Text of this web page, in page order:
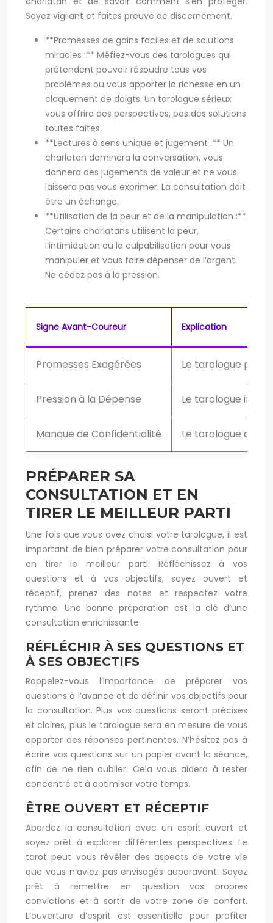
Soyez vigilant et faites preuve de discernement.
**Promesses de gains faciles et de solutions
miracles :** Méfiez-vous des tarologues qui
prétendent pouvoir résoudre tous vos
problèmes ou vous apporter la richesse en un
claquement de doigts. Un tarologue sérieux
vous offrira des perspectives, pas des solutions
toutes faites.
**Lectures à sens unique et jugement :** Un
charlatan dominera la conversation, vous
donnera des jugements de valeur et ne vous
laissera pas vous exprimer. La consultation doit
être un échange.
**Utilisation de la peur et de la manipulation :**
Certains charlatans utilisent la peur,
l’intimidation ou la culpabilisation pour vous
manipuler et vous faire dépenser de l’argent.
Ne cédez pas à la pression.
Signe Avant-Coureur Explication
Promesses Exagérées Le tarologue
Pression à la Dépense Le tarologue
Manque de Confidentialité Le tarologue
PRÉPARER SA
CONSULTATION ET EN
TIRER LE MEILLEUR PARTI
Une fois que vous avez choisi votre tarologue, il est
important de bien préparer votre consultation pour
en tirer le meilleur parti. Réfléchissez à vos
questions et à vos objectifs, soyez ouvert et
réceptif, prenez des notes et respectez votre
rythme. Une bonne préparation est la clé d’une
consultation enrichissante.
RÉFLÉCHIR À SES QUESTIONS ET
À SES OBJECTIFS
Rappelez-vous l’importance de préparer vos
questions à l’avance et de définir vos objectifs pour
la consultation. Plus vos questions seront précises
et claires, plus le tarologue sera en mesure de vous
apporter des réponses pertinentes. N’hésitez pas à
écrire vos questions sur un papier avant la séance,
afin de ne rien oublier. Cela vous aidera à rester
concentré et à optimiser votre temps.
ÊTRE OUVERT ET RÉCEPTIF
Abordez la consultation avec un esprit ouvert et
soyez prêt à explorer différentes perspectives. Le
tarot peut vous révéler des aspects de votre vie
que vous n’aviez pas envisagés auparavant. Soyez
prêt à remettre en question vos propres
convictions et à sortir de votre zone de confort.
L’ouverture d’esprit est essentielle pour profiter